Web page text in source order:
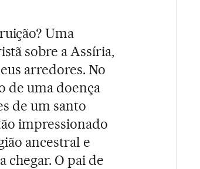
Uma
sobre a Assíria,
arredores. No
de uma doença
de um santo
impressionado
ancestral e
chegar. O pai de